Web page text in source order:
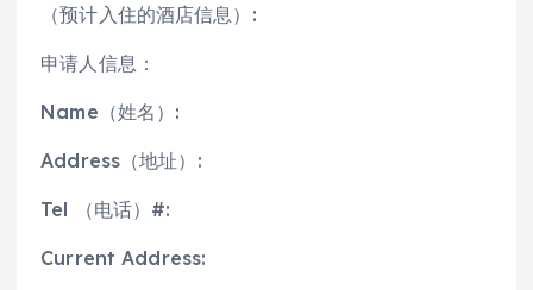
（预计入住的酒店信息）:
申请人信息：
Name（姓名）:
Address（地址）:
Tel （电话）#:
Current Address: